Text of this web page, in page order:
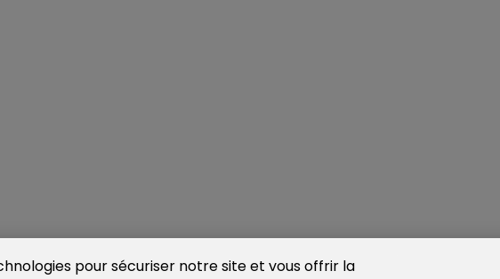
pour sécuriser notre site et vous offrir la